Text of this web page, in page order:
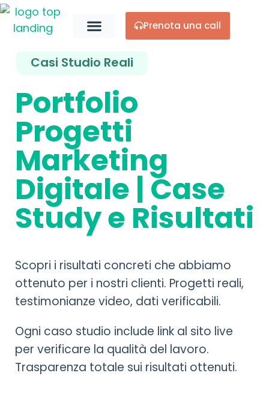
Prenota una call
Casi Studio Reali
Portfolio
Progetti
Marketing
Digitale | Case
Study e Risultati
Scopri i risultati concreti che abbiamo
ottenuto per i nostri clienti. Progetti reali,
testimonianze video, dati verificabili.
Ogni caso studio include link al sito live
per verificare la qualità del lavoro.
Trasparenza totale sui risultati ottenuti.